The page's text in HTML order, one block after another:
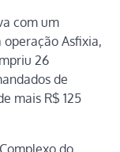
com um
Asfixia,
26
de
mais R$ 125